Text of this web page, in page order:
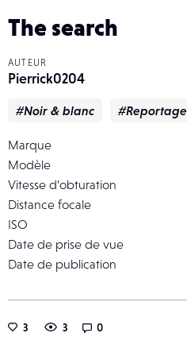
The search
AUTEUR
Pierrick0204
#Noir & blanc #Reportage
Marque
Modèle
Vitesse d’obturation
Distance focale
ISO
Date de prise de vue
Date de publication
3 3 0